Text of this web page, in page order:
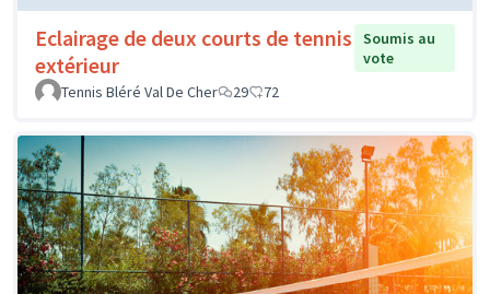
Eclairage de deux courts de tennis
extérieur
Soumis au
vote
Tennis Bléré Val De Cher
29 72